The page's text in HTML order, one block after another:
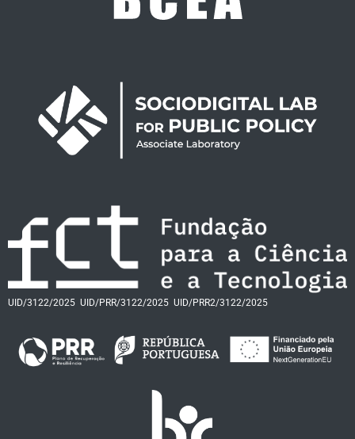
UID/3122/2025 UID/PRR/3122/2025 UID/PRR2/3122/2025